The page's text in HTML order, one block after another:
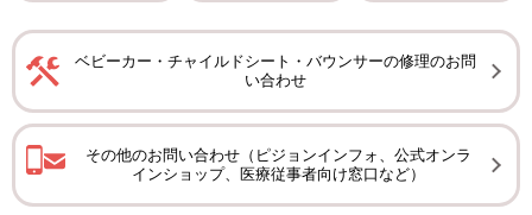
ベビーカー・チャイルドシート・バウンサーの修理のお問
い合わせ
その他のお問い合わせ（ピジョンインフォ、公式オンラ
インショップ、医療従事者向け窓口など）